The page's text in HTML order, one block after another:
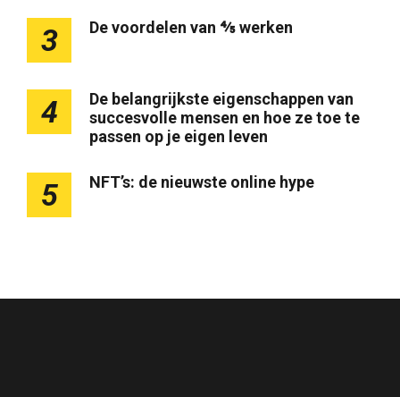
3 De voordelen van ⅘ werken
4
De belangrijkste eigenschappen van
succesvolle mensen en hoe ze toe te
passen op je eigen leven
5 NFT’s: de nieuwste online hype